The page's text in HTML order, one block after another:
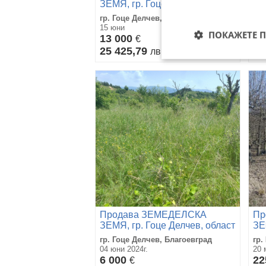
ЗЕМЯ, гр. Гоце Делчев, област
Благоевград
гр. Гоце Делчев, Благоевград
15 юни
13 000 €
25 425,79 лв
Продава ЗЕМЕДЕЛСКА
ЗЕМЯ, гр. Гоце Делчев, област
Благоевград
гр. Гоце Делчев, Благоевград
04 юни 2024г.
6 000 €
гр.
20
ПОКАЖЕТЕ